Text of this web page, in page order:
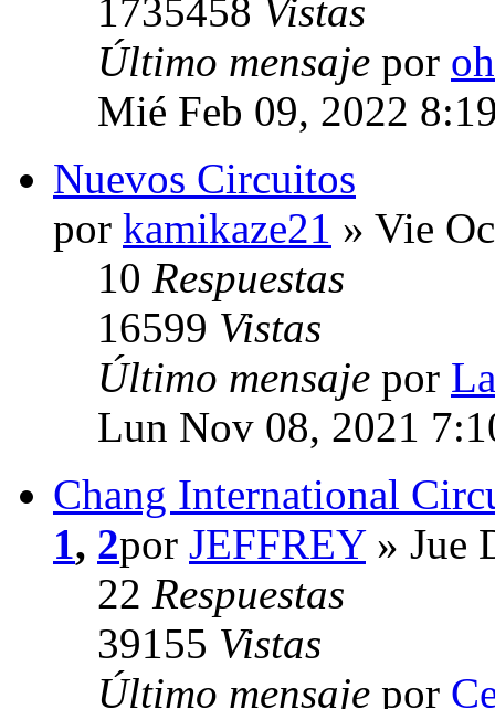
1735458 Vistas
Último mensaje por
Mié Feb 09, 2022
Nuevos Circuitos
por kamikaze21 » Vie
10 Respuestas
16599 Vistas
Último mensaje por
Lun Nov 08, 2021
Chang International
1, 2por JEFFREY» Jue
22 Respuestas
39155 Vistas
Último mensaje por